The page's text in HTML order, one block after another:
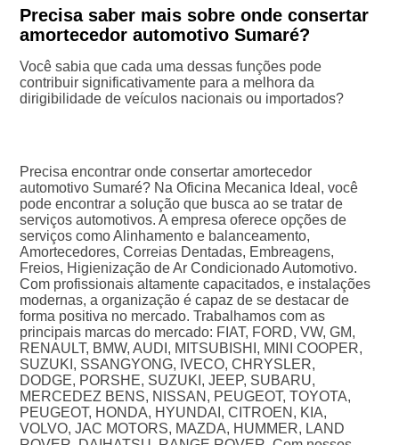
Precisa saber mais sobre onde consertar
amortecedor automotivo Sumaré?
Você sabia que cada uma dessas funções pode
contribuir significativamente para a melhora da
dirigibilidade de veículos nacionais ou importados?
Precisa encontrar onde consertar amortecedor
automotivo Sumaré? Na Oficina Mecanica Ideal, você
pode encontrar a solução que busca ao se tratar de
serviços automotivos. A empresa oferece opções de
serviços como Alinhamento e balanceamento,
Amortecedores, Correias Dentadas, Embreagens,
Freios, Higienização de Ar Condicionado Automotivo.
Com profissionais altamente capacitados, e instalações
modernas, a organização é capaz de se destacar de
forma positiva no mercado. Trabalhamos com as
principais marcas do mercado: FIAT, FORD, VW, GM,
RENAULT, BMW, AUDI, MITSUBISHI, MINI COOPER,
SUZUKI, SSANGYONG, IVECO, CHRYSLER,
DODGE, PORSHE, SUZUKI, JEEP, SUBARU,
MERCEDEZ BENS, NISSAN, PEUGEOT, TOYOTA,
PEUGEOT, HONDA, HYUNDAI, CITROEN, KIA,
VOLVO, JAC MOTORS, MAZDA, HUMMER, LAND